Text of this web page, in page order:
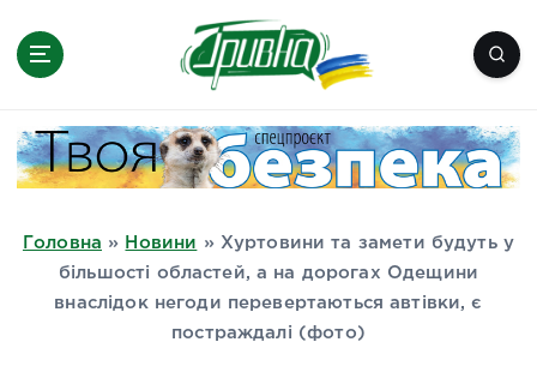
Миколаїв, Одеса, Мелітополь
Головна » Новини » Хуртовини та замети будуть у
більшості областей, а на дорогах Одещини
внаслідок негоди перевертаються автівки, є
постраждалі (фото)